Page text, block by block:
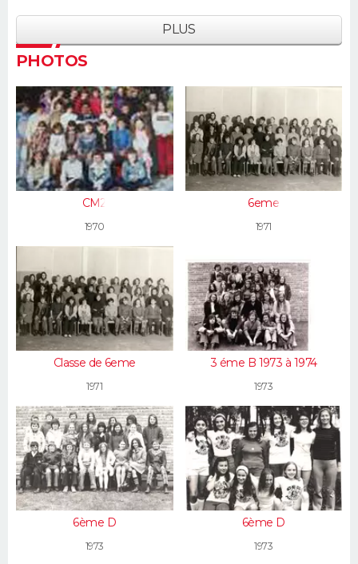
PLUS
PHOTOS
CM2
1970
6eme
1971
Classe de 6eme
1971
3 éme B 1973 à 1974
1973
6ème D
1973
6ème D
1973